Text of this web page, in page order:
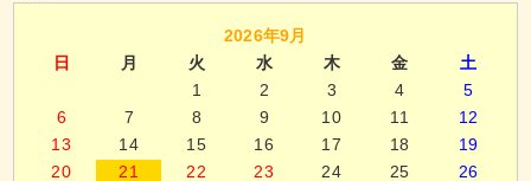
2026年9月
日
月 火 水 木 金
土
1
2 3 4
5
6
7 8 9 10 11
12
13
14 15 16 17 18
19
20
21 22 23 24 25
26